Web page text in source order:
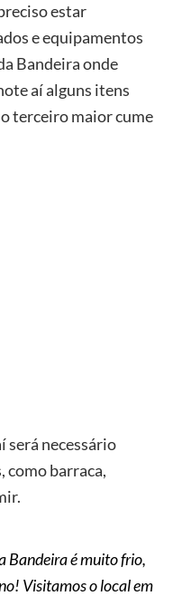
estar
e equipamentos
Bandeira onde
aí alguns itens
terceiro maior cume
será necessário
como barraca,
Bandeira é muito frio,
Visitamos o local em